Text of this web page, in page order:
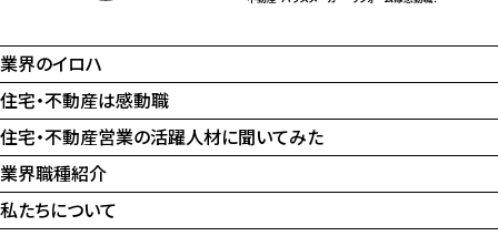
業界のイロハ
業界職種紹介
住宅・不動産は感動職
私たちについて
住宅・不動産営業の活躍人材に聞いてみた